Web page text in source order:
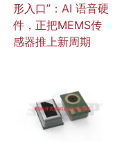
形入口”：AI 语音硬
件，正把MEMS传
感器推上新周期